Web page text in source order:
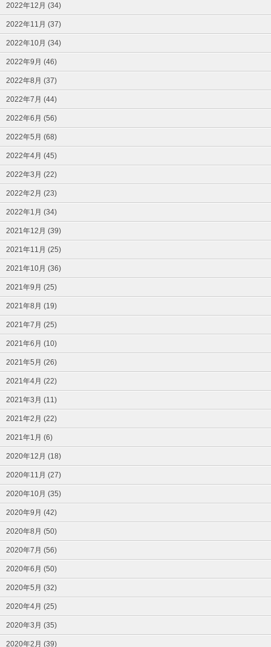
2022年12月 (34)
2022年11月 (37)
2022年10月 (34)
2022年9月 (46)
2022年8月 (37)
2022年7月 (44)
2022年6月 (56)
2022年5月 (68)
2022年4月 (45)
2022年3月 (22)
2022年2月 (23)
2022年1月 (34)
2021年12月 (39)
2021年11月 (25)
2021年10月 (36)
2021年9月 (25)
2021年8月 (19)
2021年7月 (25)
2021年6月 (10)
2021年5月 (26)
2021年4月 (22)
2021年3月 (11)
2021年2月 (22)
2021年1月 (6)
2020年12月 (18)
2020年11月 (27)
2020年10月 (35)
2020年9月 (42)
2020年8月 (50)
2020年7月 (56)
2020年6月 (50)
2020年5月 (32)
2020年4月 (25)
2020年3月 (35)
2020年2月 (39)